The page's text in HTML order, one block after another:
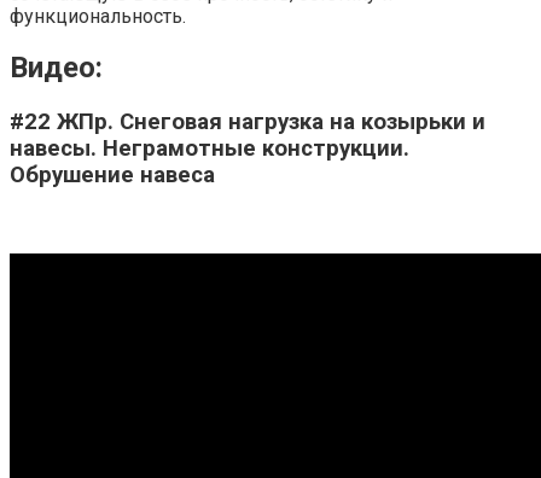
функциональность.
Видео:
#22 ЖПр. Снеговая нагрузка на козырьки и
навесы. Неграмотные конструкции.
Обрушение навеса